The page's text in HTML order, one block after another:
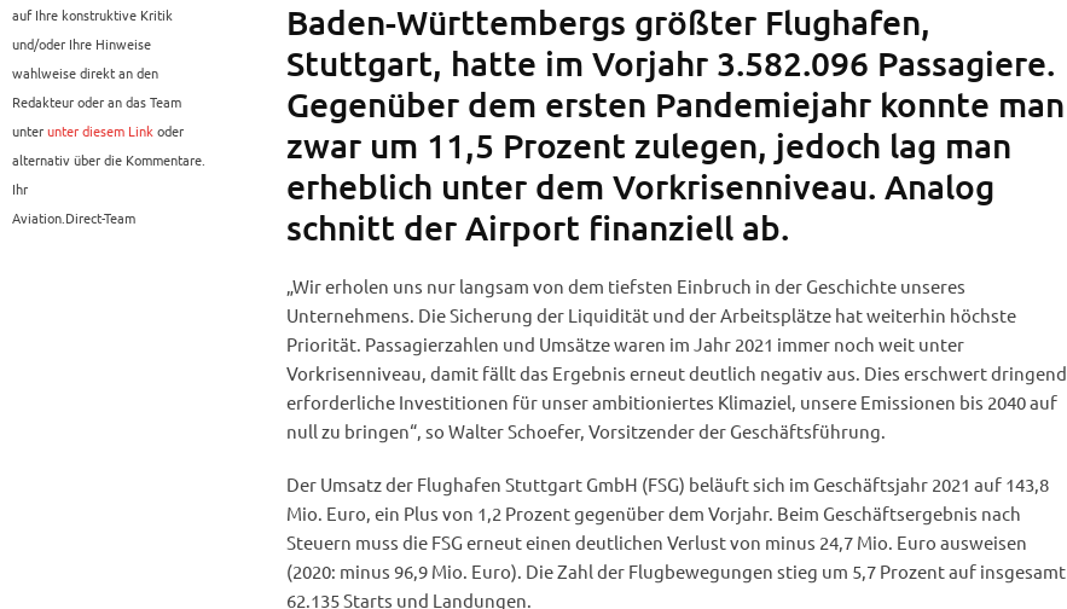
auf Ihre konstruktive Kritik
und/oder Ihre Hinweise
wahlweise direkt an den
Redakteur oder an das Team
unterunter diesem Linkoder
alternativ über die Kommentare.
Ihr
Aviation.Direct-Team
Baden-Württembergs größter Flughafen,
Stuttgart, hatte im Vorjahr 3.582.096 Passagiere.
Gegenüber dem ersten Pandemiejahr konnte man
zwar um 11,5 Prozent zulegen, jedoch lag man
erheblich unter dem Vorkrisenniveau. Analog
schnitt der Airport finanziell ab.
„Wir erholen uns nur langsam von dem tiefsten Einbruch in der Geschichte unseres
Unternehmens. Die Sicherung der Liquidität und der Arbeitsplätze hat weiterhin höchste
Priorität. Passagierzahlen und Umsätze waren im Jahr 2021 immer noch weit unter
Vorkrisenniveau, damit fällt das Ergebnis erneut deutlich negativ aus. Dies erschwert dringend
erforderliche Investitionen für unser ambitioniertes Klimaziel, unsere Emissionen bis 2040 auf
null zu bringen“, so Walter Schoefer, Vorsitzender der Geschäftsführung.
Der Umsatz der Flughafen Stuttgart GmbH (FSG) beläuft sich im Geschäftsjahr 2021 auf 143,8
Mio. Euro, ein Plus von 1,2 Prozent gegenüber dem Vorjahr. Beim Geschäftsergebnis nach
Steuern muss die FSG erneut einen deutlichen Verlust von minus 24,7 Mio. Euro ausweisen
(2020: minus 96,9 Mio. Euro). Die Zahl der Flugbewegungen stieg um 5,7 Prozent auf insgesamt
62.135 Starts und Landungen.